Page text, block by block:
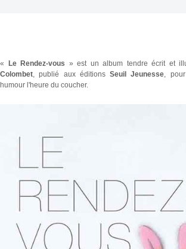
« Le Rendez-vous » est un album tendre écrit et
Colombet, publié aux éditionsSeuil Jeunesse,
humour l'heure du coucher.